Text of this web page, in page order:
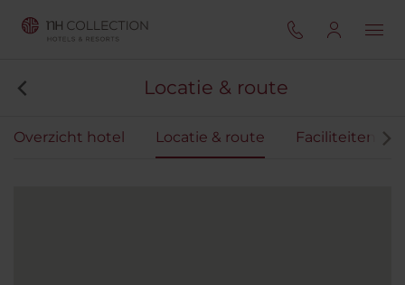
Locatie & route
Overzicht hotel Locatie & route Faciliteiten